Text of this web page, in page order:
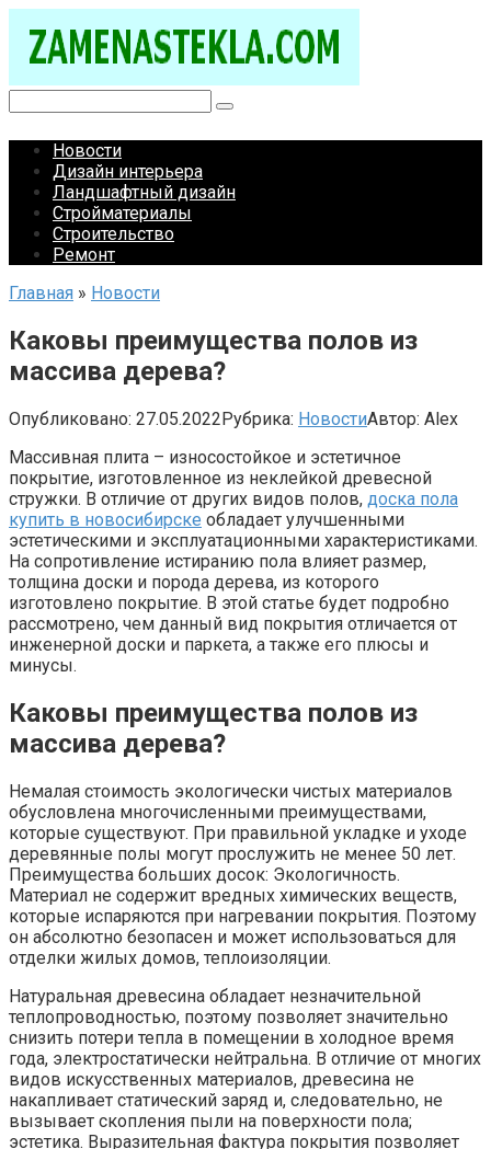
контенту
Новости
Дизайн интерьера
Ландшафтный дизайн
Стройматериалы
Строительство
Ремонт
Главная » Новости
Каковы преимущества полов из
массива дерева?
Опубликовано: 27.05.2022Рубрика: НовостиАвтор: Alex
Массивная плита – износостойкое и эстетичное
покрытие, изготовленное из неклейкой древесной
стружки. В отличие от других видов полов, доска пола
купить в новосибирске обладает улучшенными
эстетическими и эксплуатационными характеристиками.
На сопротивление истиранию пола влияет размер,
толщина доски и порода дерева, из которого
изготовлено покрытие. В этой статье будет подробно
рассмотрено, чем данный вид покрытия отличается от
инженерной доски и паркета, а также его плюсы и
минусы.
Каковы преимущества полов из
массива дерева?
Немалая стоимость экологически чистых материалов
обусловлена ​​многочисленными преимуществами,
которые существуют. При правильной укладке и уходе
деревянные полы могут прослужить не менее 50 лет.
Преимущества больших досок: Экологичность.
Материал не содержит вредных химических веществ,
которые испаряются при нагревании покрытия. Поэтому
он абсолютно безопасен и может использоваться для
отделки жилых домов, теплоизоляции.
Натуральная древесина обладает незначительной
теплопроводностью, поэтому позволяет значительно
снизить потери тепла в помещении в холодное время
года, электростатически нейтральна. В отличие от многих
видов искусственных материалов, древесина не
накапливает статический заряд и, следовательно, не
вызывает скопления пыли на поверхности пола;
эстетика. Выразительная фактура покрытия позволяет